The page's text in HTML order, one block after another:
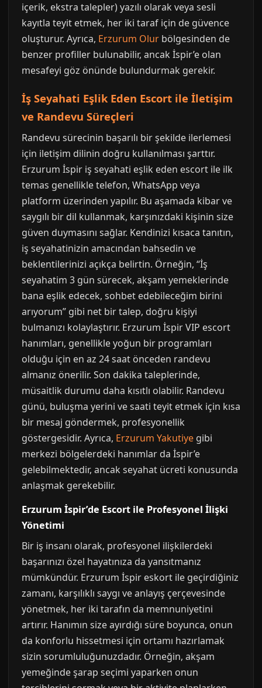
içerik, ekstra talepler) yazılı olarak veya sesli
kayıtla teyit etmek, her iki taraf için de güvence
oluşturur. Ayrıca, Erzurum Olur bölgesinden de
benzer profiller bulunabilir, ancak İspir’e olan
mesafeyi göz önünde bulundurmak gerekir.
İş Seyahati Eşlik Eden Escort ile İletişim
ve Randevu Süreçleri
Randevu sürecinin başarılı bir şekilde ilerlemesi
için iletişim dilinin doğru kullanılması şarttır.
Erzurum İspir iş seyahati eşlik eden escort ile ilk
temas genellikle telefon, WhatsApp veya
platform üzerinden yapılır. Bu aşamada kibar ve
saygılı bir dil kullanmak, karşınızdaki kişinin size
güven duymasını sağlar. Kendinizi kısaca tanıtın,
iş seyahatinizin amacından bahsedin ve
beklentilerinizi açıkça belirtin. Örneğin, “İş
seyahatim 3 gün sürecek, akşam yemeklerinde
bana eşlik edecek, sohbet edebileceğim birini
arıyorum” gibi net bir talep, doğru kişiyi
bulmanızı kolaylaştırır. Erzurum İspir VIP escort
hanımları, genellikle yoğun bir programları
olduğu için en az 24 saat önceden randevu
almanız önerilir. Son dakika taleplerinde,
müsaitlik durumu daha kısıtlı olabilir. Randevu
günü, buluşma yerini ve saati teyit etmek için kısa
bir mesaj göndermek, profesyonellik
göstergesidir. Ayrıca, Erzurum Yakutiye gibi
merkezi bölgelerdeki hanımlar da İspir’e
gelebilmektedir, ancak seyahat ücreti konusunda
anlaşmak gerekebilir.
Erzurum İspir’de Escort ile Profesyonel İlişki
Yönetimi
Bir iş insanı olarak, profesyonel ilişkilerdeki
başarınızı özel hayatınıza da yansıtmanız
mümkündür. Erzurum İspir eskort ile geçirdiğiniz
zamanı, karşılıklı saygı ve anlayış çerçevesinde
yönetmek, her iki tarafın da memnuniyetini
artırır. Hanımın size ayırdığı süre boyunca, onun
da konforlu hissetmesi için ortamı hazırlamak
sizin sorumluluğunuzdadır. Örneğin, akşam
yemeğinde şarap seçimi yaparken onun